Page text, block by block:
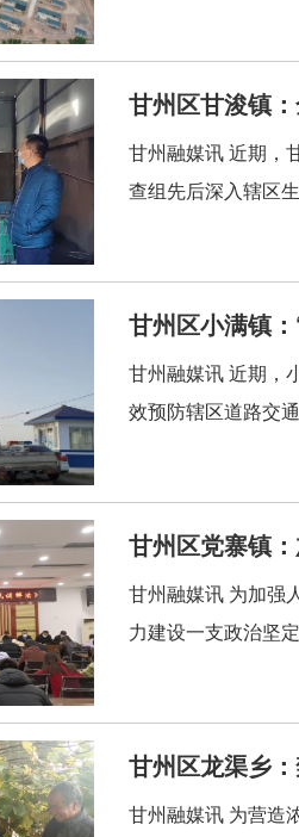
甘州融媒讯 近期，
查组先后深入辖区
甘州区小满镇
甘州融媒讯 近期，
效预防辖区道路交
甘州区党寨镇
甘州融媒讯 为加强
力建设一支政治坚
甘州区龙渠乡
甘州融媒讯 为营造